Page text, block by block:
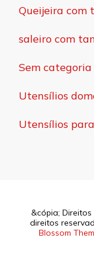
Queijeira com
saleiro com
Sem categoria
Utensílios
Utensílios
&cópia;
direitos
Blossom